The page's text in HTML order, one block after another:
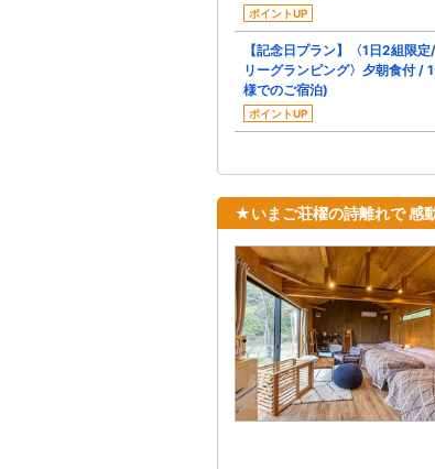
ポイントUP
【記念日プラン】〈1日2組限
リーグランピング〉夕朝食付 /
様でのご宿泊)
ポイントUP
★いまご荘櫂の詩離れで